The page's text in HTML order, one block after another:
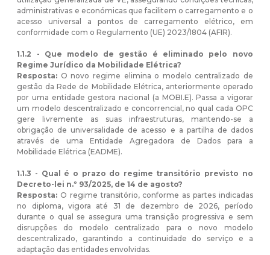
administrativas e económicas que facilitem o carregamento e o
acesso universal a pontos de carregamento elétrico, em
conformidade com o Regulamento (UE) 2023/1804 (AFIR).
1.1.2 - Que modelo de gestão é eliminado pelo novo
Regime Jurídico da Mobilidade Elétrica?
Resposta: O novo regime elimina o modelo centralizado de
gestão da Rede de Mobilidade Elétrica, anteriormente operado
por uma entidade gestora nacional (a MOBI.E). Passa a vigorar
um modelo descentralizado e concorrencial, no qual cada OPC
gere livremente as suas infraestruturas, mantendo-se a
obrigação de universalidade de acesso e a partilha de dados
através de uma Entidade Agregadora de Dados para a
Mobilidade Elétrica (EADME).
1.1.3 - Qual é o prazo do regime transitório previsto no
Decreto-lei n.º 93/2025, de 14 de agosto?
Resposta: O regime transitório, conforme as partes indicadas
no diploma, vigora até 31 de dezembro de 2026, período
durante o qual se assegura uma transição progressiva e sem
disrupções do modelo centralizado para o novo modelo
descentralizado, garantindo a continuidade do serviço e a
adaptação das entidades envolvidas.